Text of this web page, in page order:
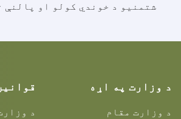
شتمنیو د خوندي کولو او پالنې
د وزارت په اړه
د وزارت مقام
د